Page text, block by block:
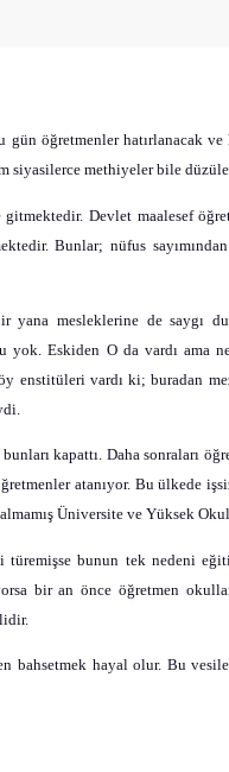
gün öğretmenler hatırlanacak
siyasilerce methiyeler bile
Devlet maalesef
Bunlar; nüfus
yana mesleklerine de saygı
Eskiden O da vardı ama
enstitüleri vardı ki; buradan
kapattı. Daha sonraları
atanıyor. Bu ülkede
Üniversite ve Yüksek
türemişse bunun tek nedeni
bir an önce öğretmen
bahsetmek hayal olur. Bu